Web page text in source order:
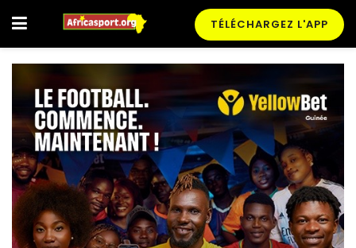
TÉLÉCHARGEZ L'APP